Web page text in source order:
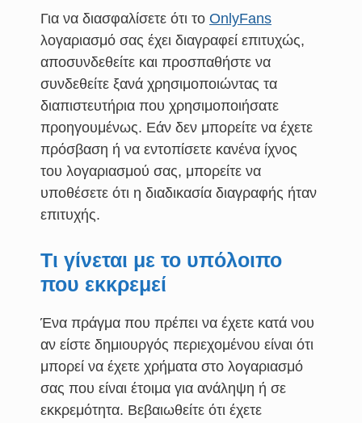
Για να διασφαλίσετε ότι το OnlyFans
λογαριασμό σας έχει διαγραφεί επιτυχώς,
αποσυνδεθείτε και προσπαθήστε να
συνδεθείτε ξανά χρησιμοποιώντας τα
διαπιστευτήρια που χρησιμοποιήσατε
προηγουμένως. Εάν δεν μπορείτε να έχετε
πρόσβαση ή να εντοπίσετε κανένα ίχνος
του λογαριασμού σας, μπορείτε να
υποθέσετε ότι η διαδικασία διαγραφής ήταν
επιτυχής.
Τι γίνεται με το υπόλοιπο
που εκκρεμεί
Ένα πράγμα που πρέπει να έχετε κατά νου
αν είστε δημιουργός περιεχομένου είναι ότι
μπορεί να έχετε χρήματα στο λογαριασμό
σας που είναι έτοιμα για ανάληψη ή σε
εκκρεμότητα. Βεβαιωθείτε ότι έχετε